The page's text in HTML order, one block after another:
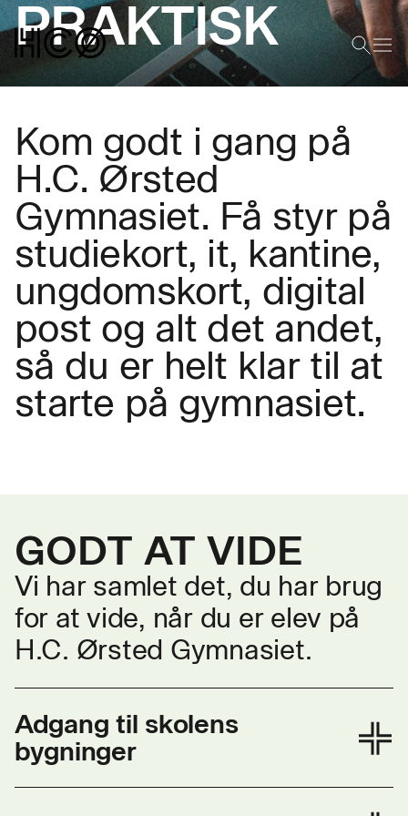
PRAKTISK
Kom godt i gang på
H.C. Ørsted
Gymnasiet. Få styr på
studiekort, it, kantine,
ungdomskort, digital
post og alt det andet,
så du er helt klar til at
starte på gymnasiet.
GODT AT VIDE
Vi har samlet det, du har brug
for at vide, når du er elev på
H.C. Ørsted Gymnasiet.
Adgang til skolens
bygninger
Der er adgang til skolens bygninger mandag-